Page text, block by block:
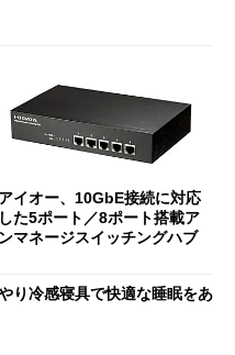
アイオー、10GbE接続に対応
した5ポート／8ポート搭載ア
ンマネージスイッチングハブ
り冷感寝具で快適な睡眠をあ